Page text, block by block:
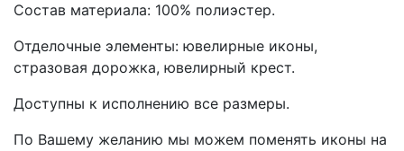
Состав материала: 100% полиэстер.
Отделочные элементы: ювелирные иконы,
стразовая дорожка, ювелирный крест.
Доступны к исполнению все размеры.
По Вашему желанию мы можем поменять иконы на